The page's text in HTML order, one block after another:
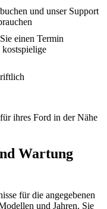
und unser Support
einen Termin
kostspielige
ihres Ford in der Nähe
Wartung
für die angegebenen
und Jahren. Sie